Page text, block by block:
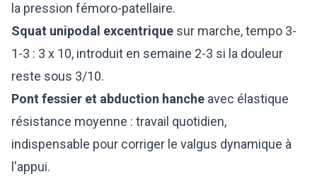
la pression fémoro-patellaire.
Squat unipodal excentrique sur marche, tempo 3-
1-3 : 3 x 10, introduit en semaine 2-3 si la douleur
reste sous 3/10.
Pont fessier et abduction hanche avec élastique
résistance moyenne : travail quotidien,
indispensable pour corriger le valgus dynamique à
l'appui.